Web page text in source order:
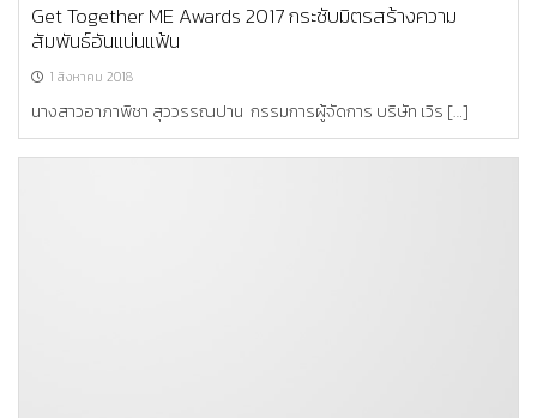
Get Together ME Awards 2017 กระชับมิตรสร้างความ
สัมพันธ์อันแน่นแฟ้น
1 สิงหาคม 2018
นางสาวอาภาพิชา สุววรรณปาน กรรมการผู้จัดการ บริษัท เวิร […]